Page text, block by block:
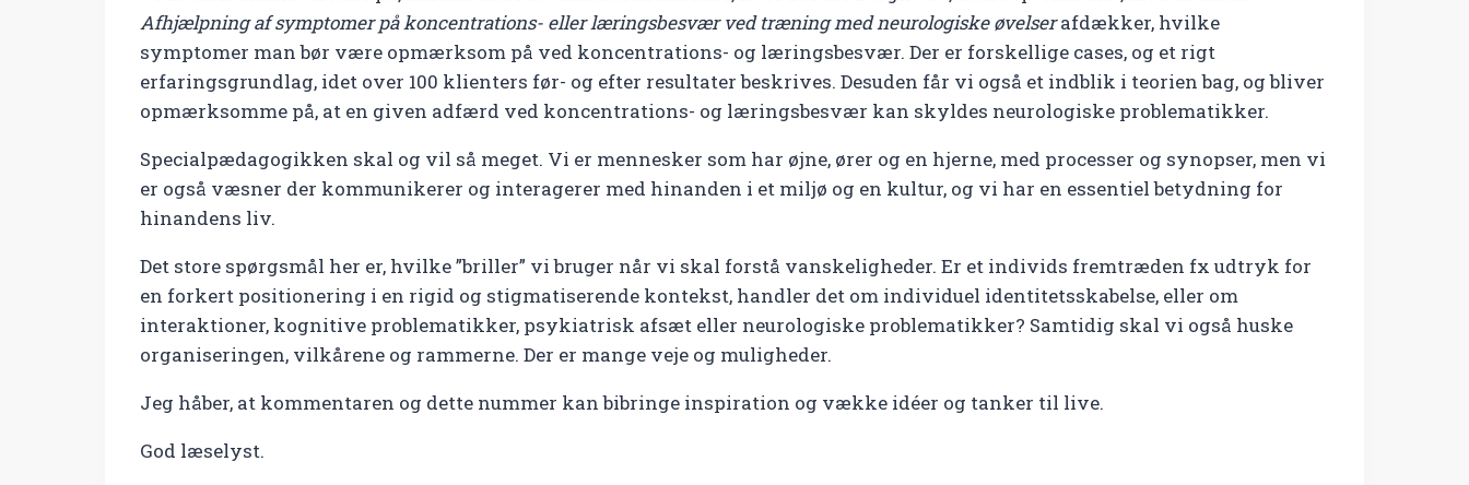
Afhjælpning af symptomer på koncentrations- eller læringsbesvær ved træning med neurologiske øvelserafdækker, hvilke
symptomer man bør være opmærksom på ved koncentrations- og læringsbesvær. Der er forskellige cases, og et rigt
erfaringsgrundlag, idet over 100 klienters før- og efter resultater beskrives. Desuden får vi også et indblik i teorien bag, og bliver
opmærksomme på, at en given adfærd ved koncentrations- og læringsbesvær kan skyldes neurologiske problematikker.
Specialpædagogikken skal og vil så meget. Vi er mennesker som har øjne, ører og en hjerne, med processer og synopser, men vi
er også væsner der kommunikerer og interagerer med hinanden i et miljø og en kultur, og vi har en essentiel betydning for
hinandens liv.
Det store spørgsmål her er, hvilke ”briller” vi bruger når vi skal forstå vanskeligheder. Er et individs fremtræden fx udtryk for
en forkert positionering i en rigid og stigmatiserende kontekst, handler det om individuel identitetsskabelse, eller om
interaktioner, kognitive problematikker, psykiatrisk afsæt eller neurologiske problematikker? Samtidig skal vi også huske
organiseringen, vilkårene og rammerne. Der er mange veje og muligheder.
Jeg håber, at kommentaren og dette nummer kan bibringe inspiration og vække idéer og tanker til live.
God læselyst.